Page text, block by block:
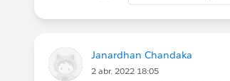
Janardhan Chandaka
2 abr. 2022 18:05